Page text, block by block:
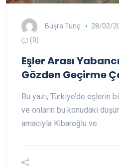
Büşra Tunç 28/02/
(0)
Eşler Arası
Gözden Geçirme
Bu yazı, Türkiye’de eşlerin
ve onların bu konudaki
amacıyla Kibaroğlu ve…